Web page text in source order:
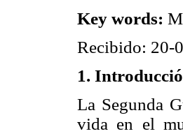
Key words:
Recibido: 20-
1.
La Segunda
vida en el